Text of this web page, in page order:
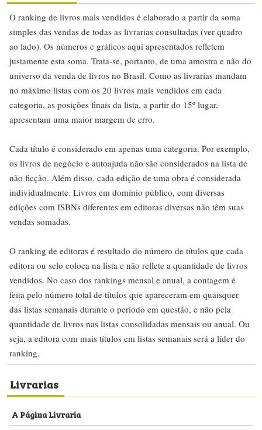
O ranking de livros mais vendidos é elaborado a partir da soma
simples das vendas de todas as livrarias consultadas (ver quadro
ao lado). Os números e gráficos aqui apresentados refletem
justamente esta soma. Trata-se, portanto, de uma amostra e não do
universo da venda de livros no Brasil. Como as livrarias mandam
no máximo listas com os 20 livros mais vendidos em cada
categoria, as posições finais da lista, a partir do 15º lugar,
apresentam uma maior margem de erro.
Cada título é considerado em apenas uma categoria. Por exemplo,
os livros de negócio e autoajuda não são considerados na lista de
não ficção. Além disso, cada edição de uma obra é considerada
individualmente. Livros em domínio público, com diversas
edições com ISBNs diferentes em editoras diversas não têm suas
vendas somadas.
O ranking de editoras é resultado do número de títulos que cada
editora ou selo coloca na lista e não reflete a quantidade de livros
vendidos. No caso dos rankings mensal e anual, a contagem é
feita pelo número total de títulos que apareceram em quaisquer
das listas semanais durante o período em questão, e não pela
quantidade de livros nas listas consolidadas mensais ou anual. Ou
seja, a editora com mais títulos em listas semanais será a líder do
ranking.
Livrarias
A Página Livraria